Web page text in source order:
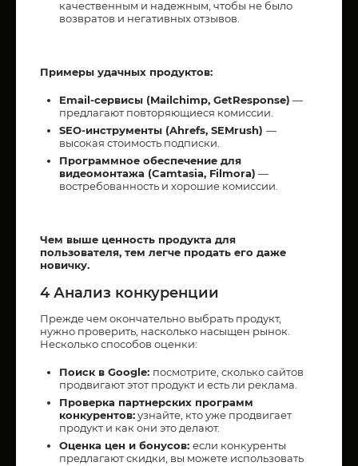
качественным и надежным, чтобы не было
возвратов и негативных отзывов.
Примеры удачных продуктов:
Email-сервисы (Mailchimp, GetResponse) —
предлагают повторяющиеся комиссии.
SEO-инструменты (Ahrefs, SEMrush) —
высокая стоимость подписки.
Программное обеспечение для
видеомонтажа (Camtasia, Filmora) —
востребованность и хорошие комиссии.
Чем выше ценность продукта для
пользователя, тем легче продать его даже
новичку.
4 Анализ конкуренции
Прежде чем окончательно выбрать продукт,
нужно проверить, насколько насыщен рынок.
Несколько способов оценки:
Поиск в Google: посмотрите, сколько сайтов
продвигают этот продукт и есть ли реклама.
Проверка партнерских программ
конкурентов:узнайте, кто уже продвигает
продукт и как они это делают.
Оценка цен и бонусов: если конкуренты
предлагают скидки, вы можете использовать